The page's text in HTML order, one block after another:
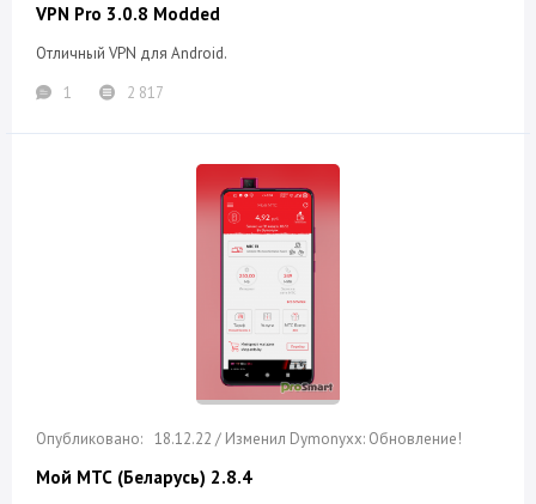
VPN Pro 3.0.8 Modded
Отличный VPN для Android.
1
2 817
18.12.22 / Изменил Dymonyxx: Обновление!
Мой МТС (Беларусь) 2.8.4